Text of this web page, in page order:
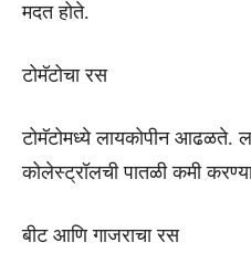
मदत होते.
टोमॅटोचा रस
टोमॅटोमध्ये लायकोपीन आढळते.
कोलेस्ट्रॉलची पातळी कमी
बीट आणि गाजराचा रस